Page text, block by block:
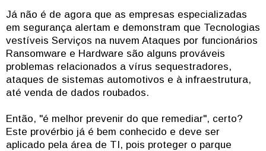
Já não é de agora que as empresas especializadas
em segurança alertam e demonstram que Tecnologias
vestíveis Serviços na nuvem Ataques por funcionários
Ransomware e Hardware são alguns prováveis
problemas relacionados a vírus sequestradores,
ataques de sistemas automotivos e à infraestrutura,
até venda de dados roubados.
Então, "é melhor prevenir do que remediar", certo?
Este provérbio já é bem conhecido e deve ser
aplicado pela área de TI, pois proteger o parque